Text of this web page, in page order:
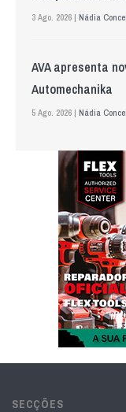
3 Ago. 2026 | Nádia
AVA apresenta
Automechanika
5 Ago. 2026 | Nádia
SECÇÕES